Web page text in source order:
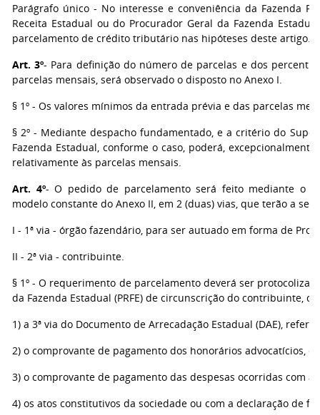
Parágrafo único - No interesse e conveniência da Fazenda
Receita Estadual ou do Procurador Geral da Fazenda
parcelamento de crédito tributário nas hipóteses deste artigo.
Art. 3º- Para definição do número de parcelas e dos
parcelas mensais, será observado o disposto no Anexo I.
§ 1º - Os valores mínimos da entrada prévia e das parcelas
§ 2º - Mediante despacho fundamentado, e a critério do
Fazenda Estadual, conforme o caso, poderá,
relativamente às parcelas mensais.
Art. 4º- O pedido de parcelamento será feito mediante o
modelo constante do Anexo II, em 2 (duas) vias, que terão a
I - 1ª via - órgão fazendário, para ser autuado em forma de
II - 2ª via - contribuinte.
§ 1º - O requerimento de parcelamento deverá ser
da Fazenda Estadual (PRFE) de circunscrição do contribuinte,
1) a 3ª via do Documento de Arrecadação Estadual (DAE),
2) o comprovante de pagamento dos honorários advocatícios,
3) o comprovante de pagamento das despesas ocorridas com
4) os atos constitutivos da sociedade ou com a declaração de